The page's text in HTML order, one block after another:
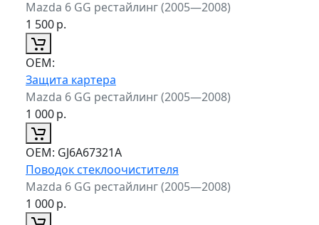
Mazda 6 GG рестайлинг (2005—2008)
1 500р.
ОЕМ:
Защита картера
Mazda 6 GG рестайлинг (2005—2008)
1 000р.
ОЕМ: GJ6A67321A
Поводок стеклоочистителя
Mazda 6 GG рестайлинг (2005—2008)
1 000р.